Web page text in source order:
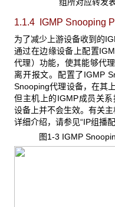
组所对应转发
1.1.4 IGMP Snooping
为了减少上游设备收到的
通过在边缘设备上配置
代理）功能，使其能够代
离开报文。配置了IGMP
Snooping代理设备，在其
但主机上的IGMP成员关
设备上并不会生效。有关
详细介绍，请参见“IP组播配
图1-3 IGMP